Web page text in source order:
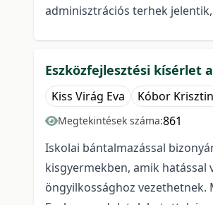
adminisztrációs terhek
Eszközfejlesztési kísérlet
Kiss Virág Eva Kóbor
Megtekintések száma:861
Iskolai bántalmazással
kisgyermekben, amik hatással
öngyilkossághoz vezethetnek.